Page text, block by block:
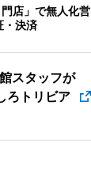
店」で無人化営
・決済
スタッフが
ろトリビア